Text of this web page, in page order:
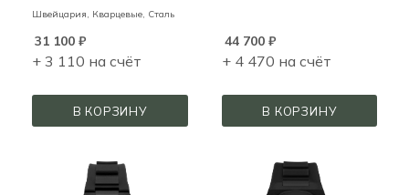
Швейцария, Кварцевые, Сталь
31 100 ₽
+ 3 110 на счёт
В КОРЗИНУ
44 700₽
+ 4 470 на счёт
В КОРЗИНУ